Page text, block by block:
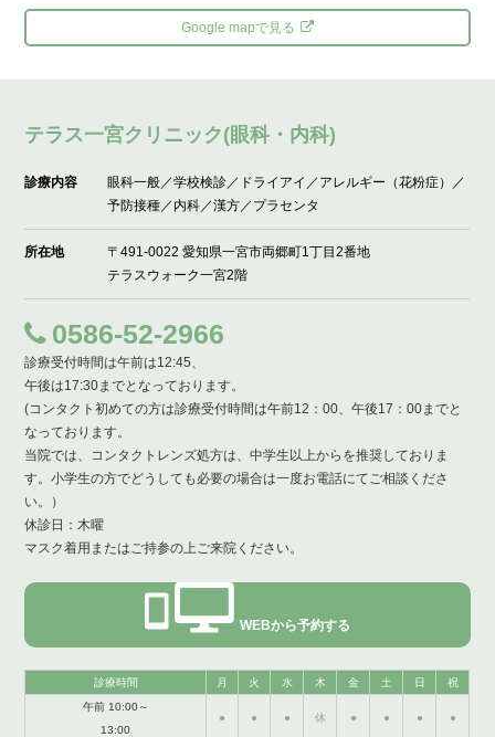
Google mapで見る
テラス一宮クリニック(眼科・内科)
診療内容
眼科一般／学校検診／ドライアイ／アレルギー（花粉症）／
予防接種／内科／漢方／プラセンタ
所在地
〒491-0022 愛知県一宮市両郷町1丁目2番地
テラスウォーク一宮2階
0586-52-2966
診療受付時間は午前は12:45、
午後は17:30までとなっております。
(コンタクト初めての方は診療受付時間は午前12：00、午後17：00までと
なっております。
当院では、コンタクトレンズ処方は、中学生以上からを推奨しておりま
す。小学生の方でどうしても必要の場合は一度お電話にてご相談くださ
い。）
休診日：木曜
マスク着用またはご持参の上ご来院ください。
WEBから予約する
診療時間 月 火 水 木 金 土 日
祝
午前 10:00～
13:00
● ● ● 休 ● ● ● ●